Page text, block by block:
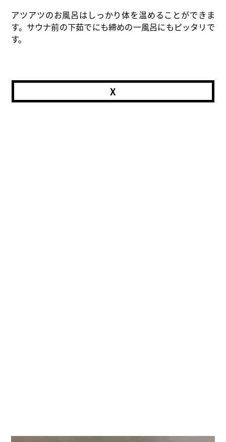
アツアツのお風呂はしっかり体を温めることができま
す。サウナ前の下茹でにも締めの一風呂にもピッタリで
す。
X